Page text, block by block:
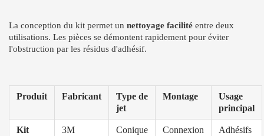
La conception du kit permet un nettoyage facilité entre deux
utilisations. Les pièces se démontent rapidement pour éviter
l'obstruction par les résidus d'adhésif.
Produit Fabricant
Type de
jet
Montage
Usage
principal
Kit
3M
Conique
Connexion
Adhésifs